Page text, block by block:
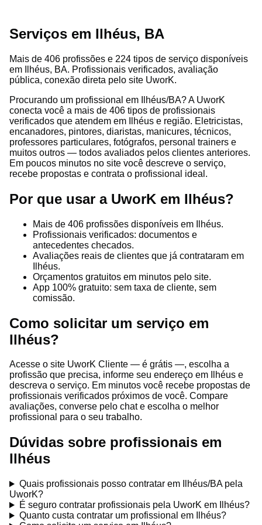
Serviços em Ilhéus, BA
Mais de 406 profissões e 224 tipos de serviço disponíveis
em Ilhéus, BA. Profissionais verificados, avaliação
pública, conexão direta pelo site UworK.
Procurando um profissional em Ilhéus/BA? A UworK
conecta você a mais de 406 tipos de profissionais
verificados que atendem em Ilhéus e região. Eletricistas,
encanadores, pintores, diaristas, manicures, técnicos,
professores particulares, fotógrafos, personal trainers e
muitos outros — todos avaliados pelos clientes anteriores.
Em poucos minutos no site você descreve o serviço,
recebe propostas e contrata o profissional ideal.
Por que usar a UworK em Ilhéus?
Mais de 406 profissões disponíveis em Ilhéus.
Profissionais verificados: documentos e
antecedentes checados.
Avaliações reais de clientes que já contrataram em
Ilhéus.
Orçamentos gratuitos em minutos pelo site.
App 100% gratuito: sem taxa de cliente, sem
comissão.
Como solicitar um serviço em
Ilhéus?
Acesse o site UworK Cliente — é grátis —, escolha a
profissão que precisa, informe seu endereço em Ilhéus e
descreva o serviço. Em minutos você recebe propostas de
profissionais verificados próximos de você. Compare
avaliações, converse pelo chat e escolha o melhor
profissional para o seu trabalho.
Dúvidas sobre profissionais em
Ilhéus
Quais profissionais posso contratar em Ilhéus/BA pela
UworK?
É seguro contratar profissionais pela UworK em Ilhéus?
Quanto custa contratar um profissional em Ilhéus?